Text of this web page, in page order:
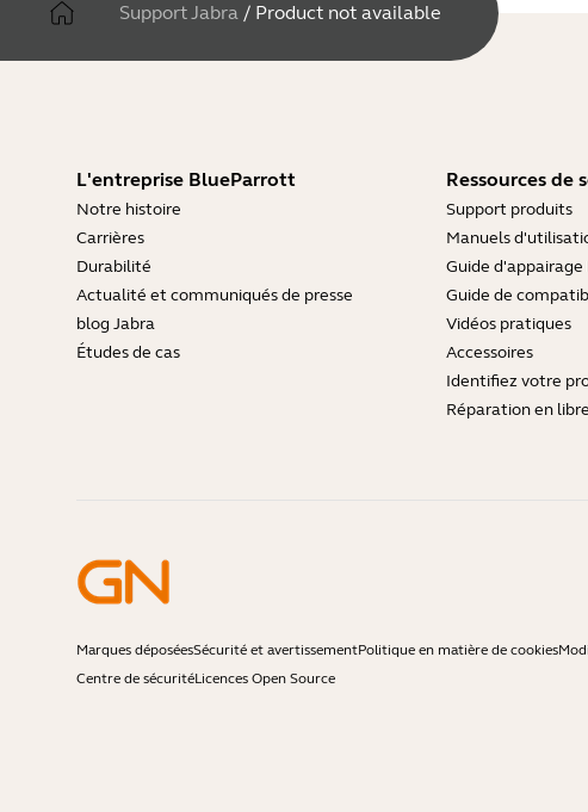
Support Jabra / Product not available
L'entreprise BlueParrott
Notre histoire
Carrières
Durabilité
Actualité et communiqués de presse
blog Jabra
Études de cas
Ressources de
Support produits
Manuels
Guide
Guide de
Vidéos pratiques
Accessoires
Identifiez votre
Réparation en
Marques déposéesSécurité et avertissementPolitique en matière de cookies
Centre de sécuritéLicences Open Source